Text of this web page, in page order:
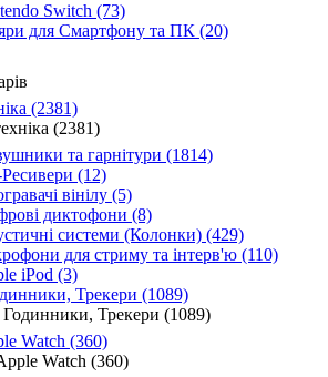
Switch (73)
для Смартфону та ПК (20)
(2381)
(2381)
та гарнітури (1814)
(12)
вінілу (5)
диктофони (8)
системи (Колонки) (429)
для стриму та інтерв'ю (110)
iPod (3)
Трекери (1089)
Трекери (1089)
Watch (360)
Watch (360)